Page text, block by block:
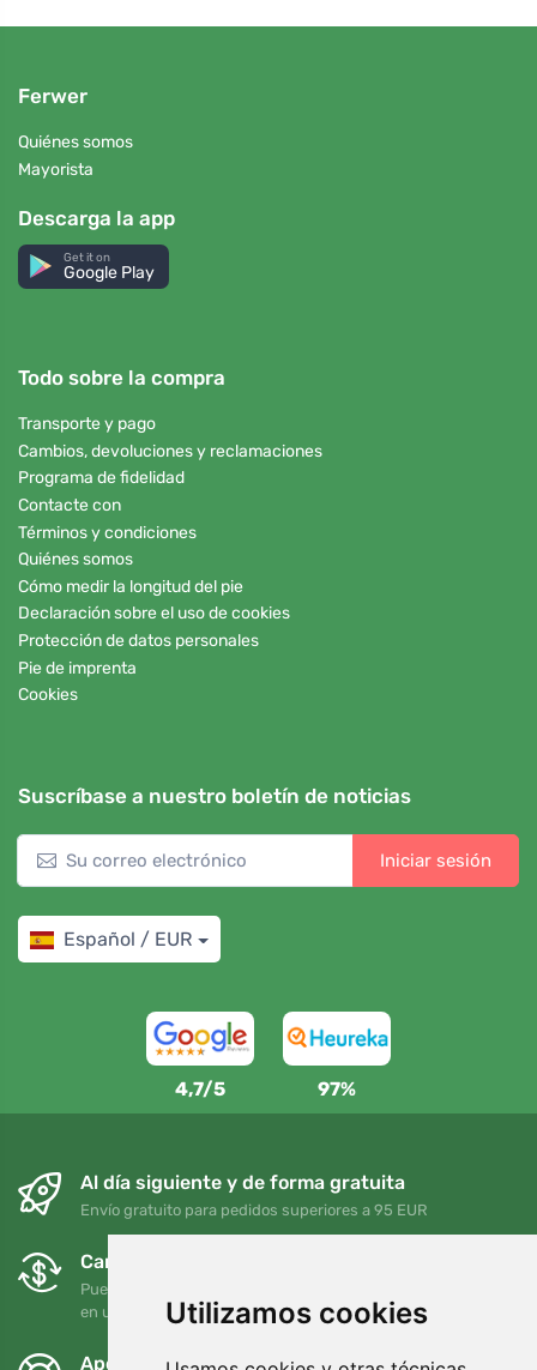
Utilizamos cookies
Ferwer
Quiénes somos
Mayorista
Descarga la app
Get it on
Google Play
Todo sobre la compra
Transporte y pago
Cambios, devoluciones y reclamaciones
Programa de fidelidad
Contacte con
Términos y condiciones
Quiénes somos
Cómo medir la longitud del pie
Declaración sobre el uso de cookies
Protección de datos personales
Pie de imprenta
Cookies
Suscríbase a nuestro boletín de noticias
Iniciar sesión
Español / EUR
4,7/5 97%
Al día siguiente y de forma gratuita
Envío gratuito para pedidos superiores a 95 EUR
Cambios y devoluciones gratuitos
Puede devolver o cambiar su pedido en cualquier momento
en un plazo de 90 días
Apoyamos a Trees.org